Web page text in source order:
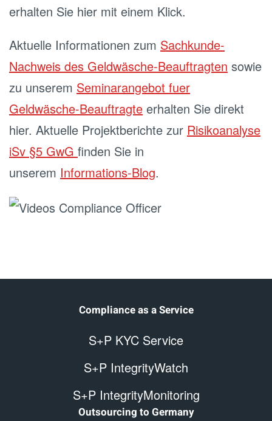
erhalten Sie hier mit einem Klick.
Aktuelle Informationen zum Sachkunde-
Nachweis des Geldwäsche-Beauftragten sowie
zu unserem Seminarangebot fuer
Geldwäsche-Beauftragte erhalten Sie direkt
hier. Aktuelle Projektberichte zur Risikoanalyse
iSv §5 GwG finden Sie in
unserem Informations-Blog.
Compliance as a Service
S+P KYC Service
S+P IntegrityWatch
S+P IntegrityMonitoring
Outsourcing to Germany